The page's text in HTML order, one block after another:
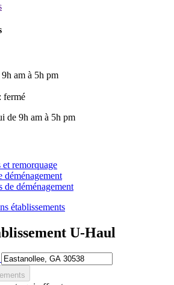
am à 5h pm
fermé
de 9h am à 5h pm
et remorquage
déménagement
de déménagement
établissements
U-Haul